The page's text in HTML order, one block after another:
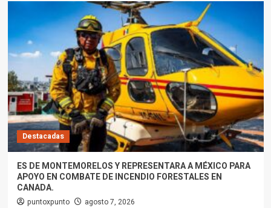
Destacadas
ES DE MONTEMORELOS Y REPRESENTARA A MÉXICO PARA
APOYO EN COMBATE DE INCENDIO FORESTALES EN
CANADA.
puntoxpunto agosto 7, 2026